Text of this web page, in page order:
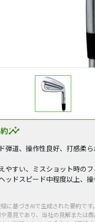
insights
弾道、操作性良好、打感柔
やすい、ミスショット時の
ッドスピード中程度以上、
に基づきAIで生成された要約です
意見であり、当社の見解または